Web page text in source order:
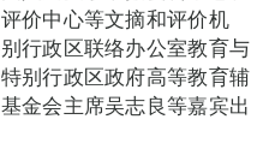
价中心等文摘和评价机
行政区联络办公室教育与
别行政区政府高等教育辅
金会主席吴志良等嘉宾出